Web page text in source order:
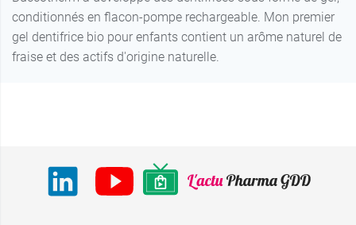
conditionnés en flacon-pompe rechargeable. Mon premier
gel dentifrice bio pour enfants contient un arôme naturel de
fraise et des actifs d'origine naturelle.